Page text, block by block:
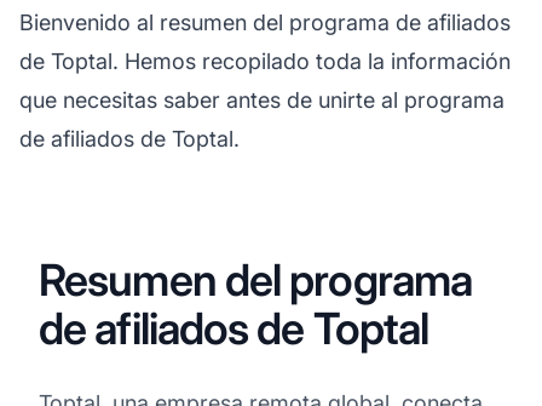
Bienvenido al resumen del programa de afiliados
de Toptal. Hemos recopilado toda la información
que necesitas saber antes de unirte al programa
de afiliados de Toptal.
Resumen del programa
de afiliados de Toptal